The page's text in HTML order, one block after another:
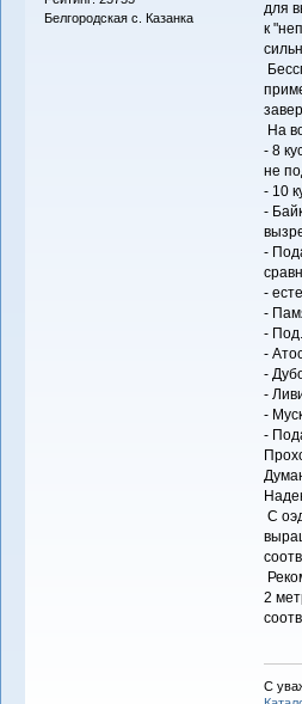
Белгородская с. Казанка
для
к
На
- 8
не
- 10
-
-
-
-
-
-
-
-
-
-
С
2
С